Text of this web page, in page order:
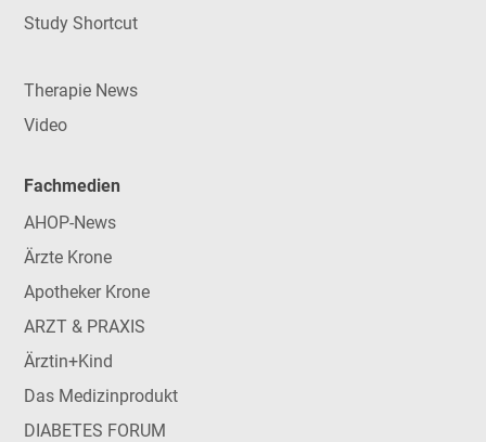
Study Shortcut
Therapie News
Video
Fachmedien
AHOP-News
Ärzte Krone
Apotheker Krone
ARZT & PRAXIS
Ärztin+Kind
Das Medizinprodukt
DIABETES FORUM